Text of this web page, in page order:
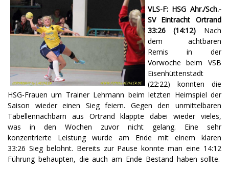
VLS-F: HSG Ahr./Sch.-
SV Eintracht Ortrand
33:26 (14:12) Nach
dem achtbaren
Remis in der
Vorwoche beim VSB
Eisenhüttenstadt
(22:22) konnten die
HSG-Frauen um Trainer Lehmann beim letzten Heimspiel der
Saison wieder einen Sieg feiern. Gegen den unmittelbaren
Tabellennachbarn aus Ortrand klappte dabei wieder vieles,
was in den Wochen zuvor nicht gelang. Eine sehr
konzentrierte Leistung wurde am Ende mit einem klaren
33:26 Sieg belohnt. Bereits zur Pause konnte man eine 14:12
Führung behaupten, die auch am Ende Bestand haben sollte.